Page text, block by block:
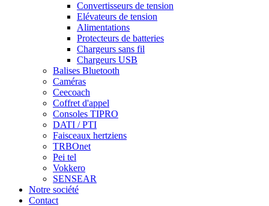
Convertisseurs de tension
Elévateurs de tension
Alimentations
Protecteurs de batteries
Chargeurs sans fil
Chargeurs USB
Balises Bluetooth
Caméras
Ceecoach
Coffret d'appel
Consoles TIPRO
DATI / PTI
Faisceaux hertziens
TRBOnet
Pei tel
Vokkero
SENSEAR
Notre société
Contact